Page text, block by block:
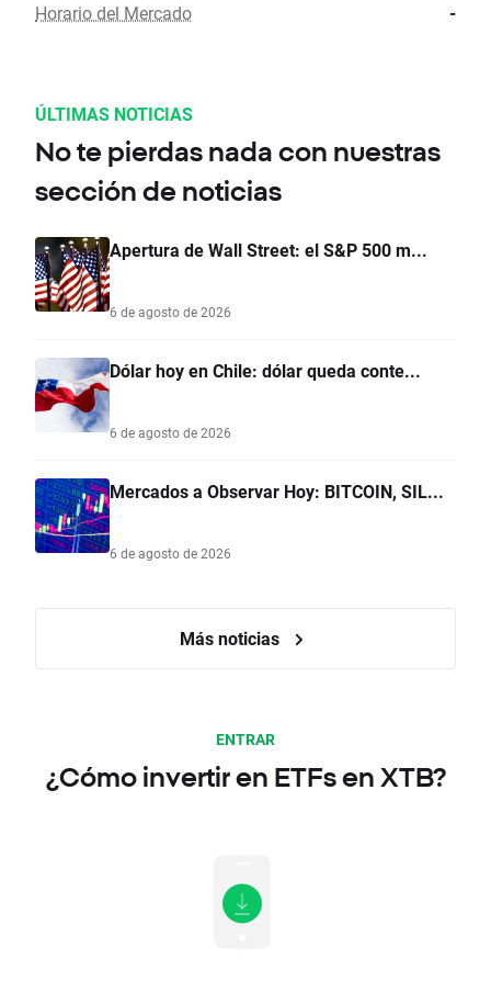
Horario del Mercado -
ÚLTIMAS NOTICIAS
No te pierdas nada con nuestras
sección de noticias
Apertura de Wall Street: el S&P 500 m...
6 de agosto de 2026
Dólar hoy en Chile: dólar queda conte...
6 de agosto de 2026
Mercados a Observar Hoy: BITCOIN, SIL...
6 de agosto de 2026
Más noticias
ENTRAR
¿Cómo invertir en ETFs en XTB?